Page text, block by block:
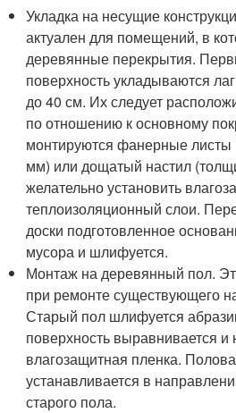
Укладка на несущие
актуален для помещений, в
деревянные перекрытия.
поверхность укладываются
до 40 см. Их следует
по отношению к основному
монтируются фанерные
мм) или дощатый настил
желательно установить
теплоизоляционный слои.
доски подготовленное
мусора и шлифуется.
Монтаж на деревянный пол.
при ремонте существующего
Старый пол шлифуется
поверхность выравнивается и
влагозащитная пленка.
устанавливается в
старого пола.